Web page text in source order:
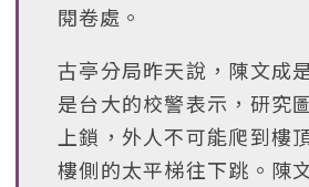
閱卷處。
古亭分局昨天說，陳文成
是台大的校警表示，研究
上鎖，外人不可能爬到樓
樓側的太平梯往下跳。陳